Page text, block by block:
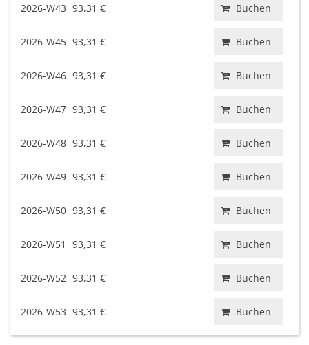
2026-W43 93,31 € Buchen
2026-W45 93,31 € Buchen
2026-W46 93,31 € Buchen
2026-W47 93,31 € Buchen
2026-W48 93,31 € Buchen
2026-W49 93,31 € Buchen
2026-W50 93,31 € Buchen
2026-W51 93,31 € Buchen
2026-W52 93,31 € Buchen
2026-W53 93,31 € Buchen